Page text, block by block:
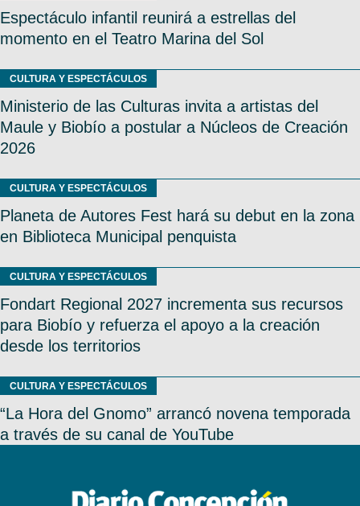
Espectáculo infantil reunirá a estrellas del
momento en el Teatro Marina del Sol
CULTURA Y ESPECTÁCULOS
Ministerio de las Culturas invita a artistas del
Maule y Biobío a postular a Núcleos de Creación
2026
CULTURA Y ESPECTÁCULOS
Planeta de Autores Fest hará su debut en la zona
en Biblioteca Municipal penquista
CULTURA Y ESPECTÁCULOS
Fondart Regional 2027 incrementa sus recursos
para Biobío y refuerza el apoyo a la creación
desde los territorios
CULTURA Y ESPECTÁCULOS
“La Hora del Gnomo” arrancó novena temporada
a través de su canal de YouTube